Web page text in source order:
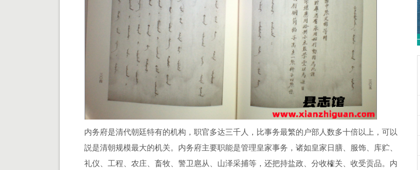
内务府是清代朝廷特有的机构，职官多达三千人，比事务最繁的户部人数多十倍以上，可以
説是清朝规模最大的机关。内务府主要职能是管理皇家事务，诸如皇家日膳、服饰、库贮、
礼仪、工程、农庄、畜牧、警卫扈从、山泽采捕等，还把持盐政、分收榷关、收受贡品。内